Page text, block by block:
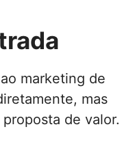
marketing de
mas
de valor.